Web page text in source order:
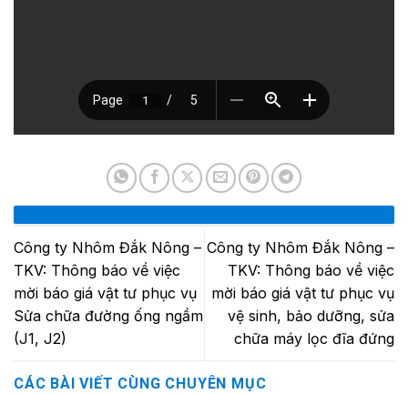
Công ty Nhôm Đắk Nông –
TKV: Thông báo về việc
mời báo giá vật tư phục vụ
Sửa chữa đường ống ngầm
(J1, J2)
Công ty Nhôm Đắk Nông –
TKV: Thông báo về việc
mời báo giá vật tư phục vụ
vệ sinh, bảo dưỡng, sửa
chữa máy lọc đĩa đứng
CÁC BÀI VIẾT CÙNG CHUYÊN MỤC